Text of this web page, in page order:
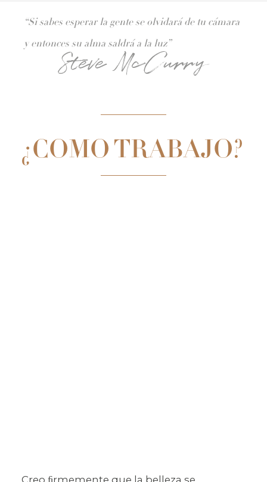
“Si sabes esperar la gente se olvidará de tu cámara
y entonces su alma saldrá a la luz”
Steve McCurry
¿COMO TRABAJO?
Creo ﬁrmemente que la belleza se